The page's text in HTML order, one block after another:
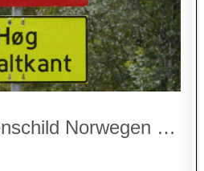
Gefahrenschild Norwegen - Asphaltkante